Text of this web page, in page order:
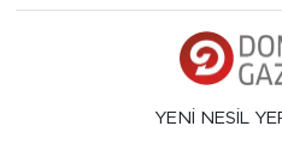
YENİ NESİL